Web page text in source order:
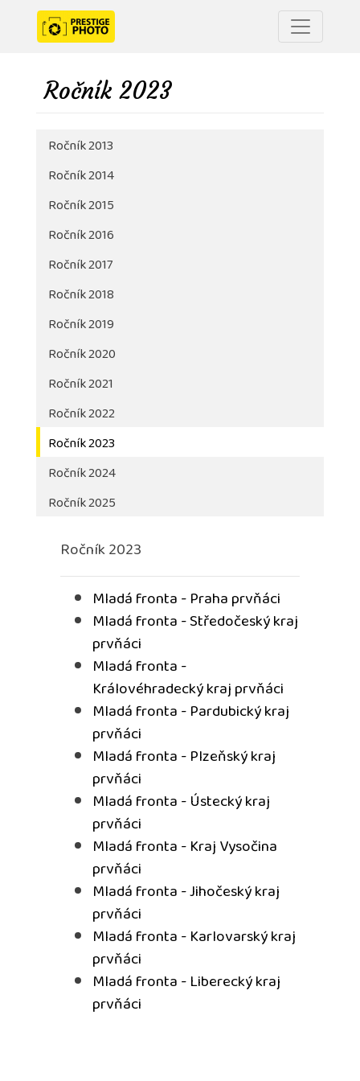
Ročník 2023
Ročník 2013
Ročník 2014
Ročník 2015
Ročník 2016
Ročník 2017
Ročník 2018
Ročník 2019
Ročník 2020
Ročník 2021
Ročník 2022
Ročník 2023
Ročník 2024
Ročník 2025
Ročník 2023
Mladá fronta - Praha prvňáci
Mladá fronta - Středočeský kraj
prvňáci
Mladá fronta -
Královéhradecký kraj prvňáci
Mladá fronta - Pardubický kraj
prvňáci
Mladá fronta - Plzeňský kraj
prvňáci
Mladá fronta - Ústecký kraj
prvňáci
Mladá fronta - Kraj Vysočina
prvňáci
Mladá fronta - Jihočeský kraj
prvňáci
Mladá fronta - Karlovarský kraj
prvňáci
Mladá fronta - Liberecký kraj
prvňáci